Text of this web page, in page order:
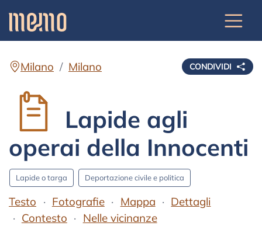
CONDIVIDI
Milano Milano
Lapide agli
operai della Innocenti
Lapide o targa Deportazione civile e politica
Testo Fotografie Mappa
Dettagli
Contesto
Nelle vicinanze